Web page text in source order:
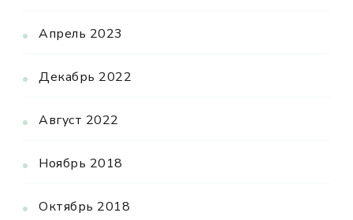
Апрель 2023
Декабрь 2022
Август 2022
Ноябрь 2018
Октябрь 2018